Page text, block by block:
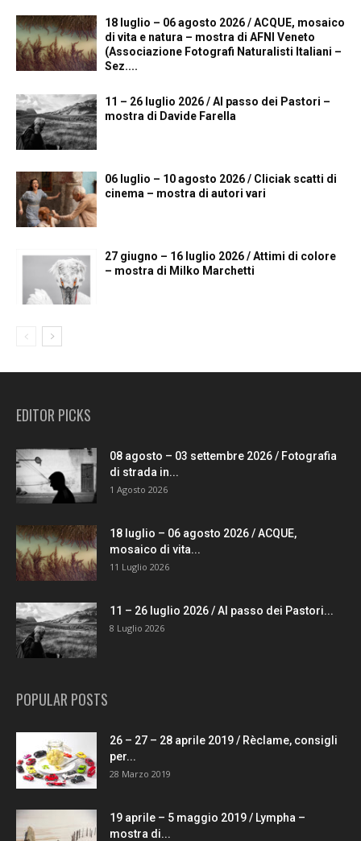
18 luglio – 06 agosto 2026 / ACQUE, mosaico
di vita e natura – mostra di AFNI Veneto
(Associazione Fotografi Naturalisti Italiani –
Sez....
11 – 26 luglio 2026 / Al passo dei Pastori –
mostra di Davide Farella
06 luglio – 10 agosto 2026 / Cliciak scatti di
cinema – mostra di autori vari
27 giugno – 16 luglio 2026 / Attimi di colore
– mostra di Milko Marchetti
EDITOR PICKS
08 agosto – 03 settembre 2026 / Fotografia
di strada in...
1 Agosto 2026
18 luglio – 06 agosto 2026 / ACQUE,
mosaico di vita...
11 Luglio 2026
11 – 26 luglio 2026 / Al passo dei Pastori...
8 Luglio 2026
POPULAR POSTS
26 – 27 – 28 aprile 2019 / Rèclame, consigli
per...
28 Marzo 2019
19 aprile – 5 maggio 2019 / Lympha –
mostra di...